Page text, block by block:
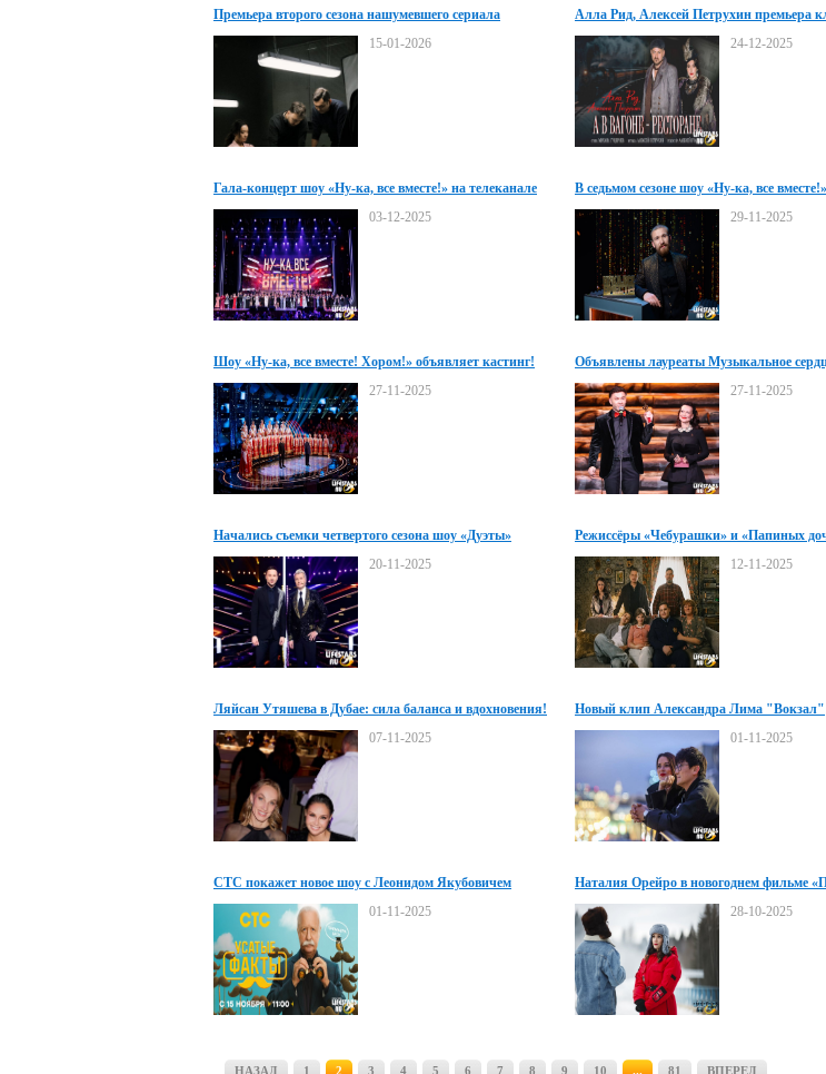
Премьера второго сезона нашумевшего сериала
15-01-2026
Алла Рид, Алексей Петрухин премьера
24-12-2025
Гала-концерт шоу «Ну-ка, все вместе!» на телеканале
03-12-2025
В седьмом сезоне шоу «Ну-ка, все
29-11-2025
Шоу «Ну-ка, все вместе! Хором!» объявляет кастинг!
27-11-2025
Объявлены лауреаты Музыкальное
27-11-2025
Начались съемки четвертого сезона шоу «Дуэты»
20-11-2025
Режиссёры «Чебурашки» и «Папиных
12-11-2025
Ляйсан Утяшева в Дубае: сила баланса и вдохновения!
07-11-2025
Новый клип Александра Лима "Вокзал"
01-11-2025
СТС покажет новое шоу с Леонидом Якубовичем
01-11-2025
Наталия Орейро в новогоднем
28-10-2025
НАЗАД 1 2 3 4 5 6 7 8 9 10 ... 81 ВПЕРЕД